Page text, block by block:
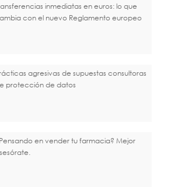
inmediatas en euros: lo que
con el nuevo Reglamento europeo
agresivas de supuestas consultoras
protección de datos
en vender tu farmacia? Mejor